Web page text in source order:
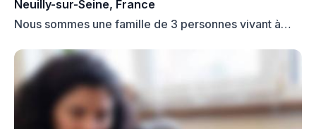
Neuilly-sur-Seine, France
Nous sommes une famille de 3 personnes vivant à